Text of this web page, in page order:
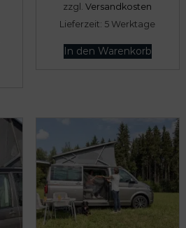
i
h
e
P
zzgl.Versandkosten
Lieferzeit: 5 Werktage
In den Warenkorb